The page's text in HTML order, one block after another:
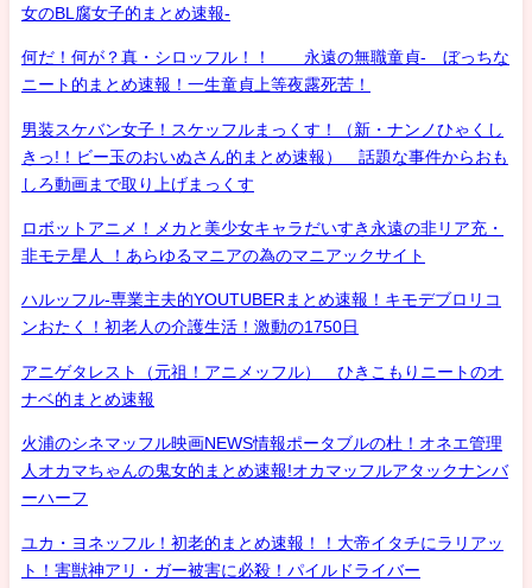
女のBL腐女子的まとめ速報-
何だ！何が？真・シロッフル！！ 永遠の無職童貞- ぼっちな
ニート的まとめ速報！一生童貞上等夜露死苦！
男装スケバン女子！スケッフルまっくす！（新・ナンノひゃくし
きっ!！ビー玉のおいぬさん的まとめ速報） 話題な事件からおも
しろ動画まで取り上げまっくす
ロボットアニメ！メカと美少女キャラだいすき永遠の非リア充・
非モテ星人 ！あらゆるマニアの為のマニアックサイト
ハルッフル-専業主夫的YOUTUBERまとめ速報！キモデブロリコ
ンおたく！初老人の介護生活！激動の1750日
アニゲタレスト（元祖！アニメッフル） ひきこもりニートのオ
ナベ的まとめ速報
火浦のシネマッフル映画NEWS情報ポータブルの杜！オネエ管理
人オカマちゃんの鬼女的まとめ速報!オカマッフルアタックナンバ
ーハーフ
ユカ・ヨネッフル！初老的まとめ速報！！大帝イタチにラリアッ
ト！害獣神アリ・ガー被害に必殺！パイルドライバー